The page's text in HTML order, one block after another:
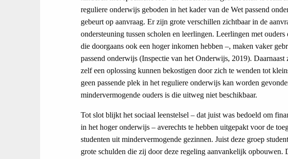
reguliere onderwijs geboden in het kader van de Wet passend
gebeurt op aanvraag. Er zijn grote verschillen zichtbaar in de
ondersteuning tussen scholen en leerlingen. Leerlingen met
die doorgaans ook een hoger inkomen hebben –, maken vaker
passend onderwijs (Inspectie van het Onderwijs, 2019).
zelf een oplossing kunnen bekostigen door zich te wenden tot
geen passende plek in het reguliere onderwijs kan worden
mindervermogende ouders is die uitweg niet beschikbaar.
Tot slot blijkt het sociaal leenstelsel – dat juist was bedoeld om
in het hoger onderwijs – averechts te hebben uitgepakt voor de
studenten uit mindervermogende gezinnen. Juist deze groep
grote schulden die zij door deze regeling aanvankelijk opbouwen.